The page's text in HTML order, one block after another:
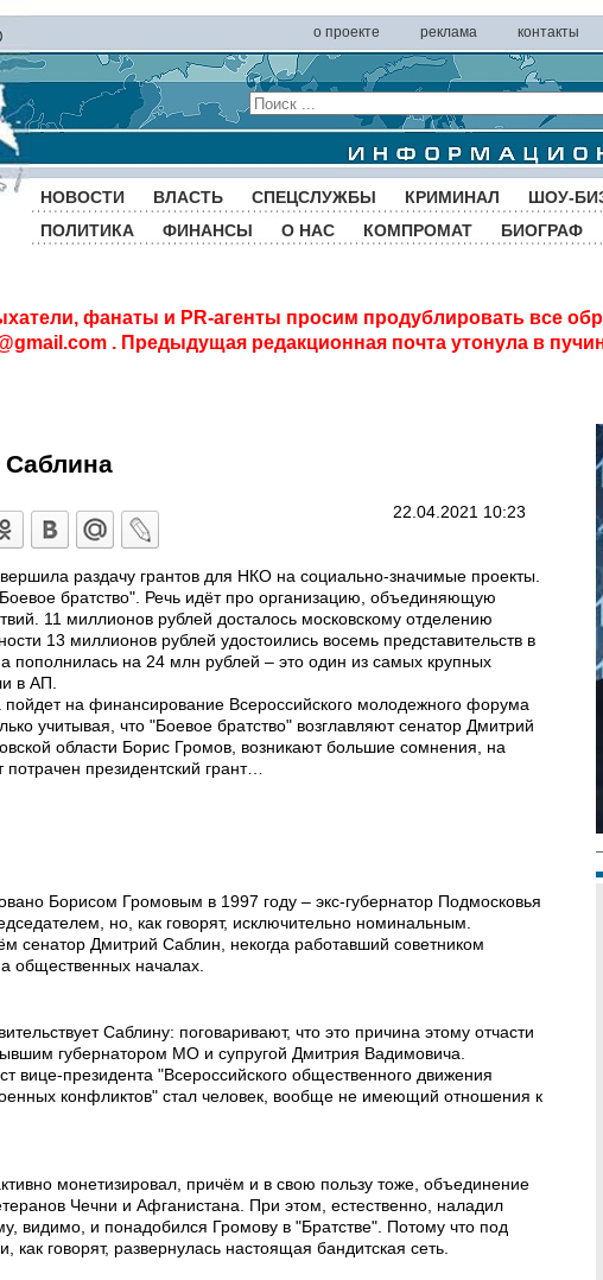
о проекте реклама контакты
НОВОСТИ ВЛАСТЬ СПЕЦСЛУЖБЫ КРИМИНАЛ ШОУ-
ПОЛИТИКА
ФИНАНСЫ О НАС КОМПРОМАТ БИОГРАФ
фанаты и PR-агенты просим продублировать все
. Предыдущая редакционная почта утонула в
Саблина
22.04.2021 10:23
раздачу грантов для НКО на социально-значимые проекты.
братство". Речь идёт про организацию, объединяющую
11 миллионов рублей досталось московскому отделению
13 миллионов рублей удостоились восемь представительств в
пополнилась на 24 млн рублей – это один из самых крупных
в АП.
на финансирование Всероссийского молодежного форума
учитывая, что "Боевое братство" возглавляют сенатор Дмитрий
области Борис Громов, возникают большие сомнения, на
президентский грант…
Борисом Громовым в 1997 году – экс-губернатор Подмосковья
но, как говорят, исключительно номинальным.
сенатор Дмитрий Саблин, некогда работавший советником
общественных началах.
Саблину: поговаривают, что это причина этому отчасти
губернатором МО и супругой Дмитрия Вадимовича.
вице-президента "Всероссийского общественного движения
конфликтов" стал человек, вообще не имеющий отношения к
монетизировал, причём и в свою пользу тоже, объединение
Чечни и Афганистана. При этом, естественно, наладил
видимо, и понадобился Громову в "Братстве". Потому что под
как говорят, развернулась настоящая бандитская сеть.